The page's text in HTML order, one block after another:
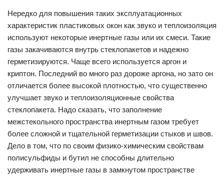
Нередко для повышения таких эксплуатационных
характеристик пластиковых окон как звуко и теплоизоляция
используют некоторые инертные газы или их смеси. Такие
газы закачиваются внутрь стеклопакетов и надежно
герметизируются. Чаще всего используется аргон и
криптон. Последний во много раз дороже аргона, но зато он
отличается более высокой плотностью, что существенно
улучшает звуко и теплоизоляционные свойства
стеклопакета. Надо сказать, что заполнение
межстекольного пространства инертным газом требует
более сложной и тщательной герметизации стыков и швов.
Дело в том, что по своим физико-химическим свойствам
полисульфиды и бутил не способны длительно
удерживать инертные газы в замкнутом пространстве